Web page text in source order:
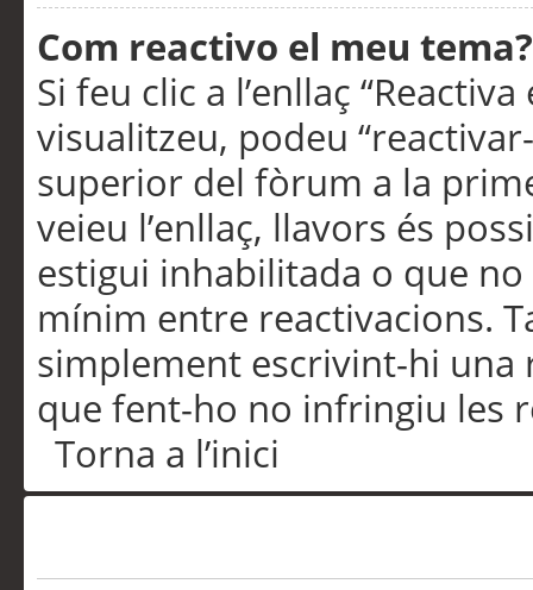
Com reactivo el meu tema?
Si feu clic a l’enllaç
visualitzeu, podeu
superior del fòrum a la
veieu l’enllaç, llavors és
estigui inhabilitada o que
mínim entre reactivacions.
simplement escrivint-hi una
que fent-ho no infringiu les
Torna a l’inici